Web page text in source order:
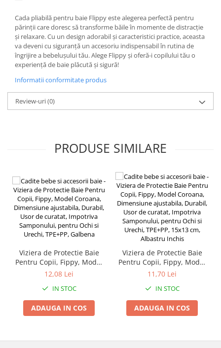
Chiuvete bucatarie compozit
Chiuvete inox
Coloane de dus
Robineti
Scari
Tapet 3D Autoadeziv
Climatizare si echipamente de
incalzire
Sobe pe lemne
Umidificatoare
Ventilatoare
Kituri de siguranta si supravietuire
Kit-uri siguranta auto
Camping
Curatenie si menaj
Accesorii ingrijire casa
Accesorii maturi, mopuri si galeti
Aparate de calcat
Aspiratoare electrice
Cada pliabilă pentru baie Flippy este alegerea perfectă pentru
părinții care doresc să transforme băile în momente de distracție
și relaxare. Cu un design adorabil și caracteristici practice, aceasta
va deveni cu siguranță un accesoriu indispensabil în rutina de
îngrijire a bebelușului tău. Alege Flippy și oferă-i copilului tău o
experiență de baie plăcută și sigură!
Informatii conformitate produs
Review-uri(0)
PRODUSE SIMILARE
Viziera de Protectie Baie
Pentru Copii, Fippy, Model
Coroana, Dimensiune
curatat, Impotriva
Samponului, pentru Ochi si
Urechi, TPE+PP, Galbena
12,08 Lei
IN STOC
ADAUGA IN COS
Viziera de Protectie Baie
Pentru Copii, Fippy, Model
Coroana, Dimensiune
curatat, Impotriva
Samponului, pentru Ochi si
Urechi, TPE+PP, 15x13 cm,
Albastru Inchis
11,70 Lei
IN STOC
ADAUGA IN COS